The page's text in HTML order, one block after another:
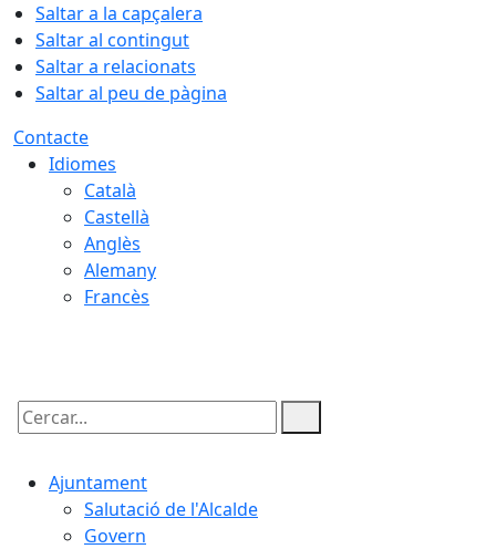
Saltar a la capçalera
Saltar al contingut
Saltar a relacionats
Saltar al peu de pàgina
Contacte
Idiomes
Català
Castellà
Anglès
Alemany
Francès
Cercar:
Ajuntament
Salutació de l'Alcalde
Govern